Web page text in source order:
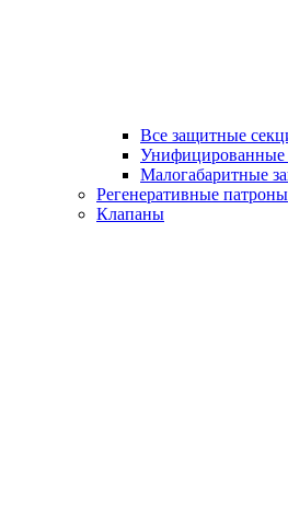
Все защитные
Малогабаритные
Регенеративные патроны
Клапаны